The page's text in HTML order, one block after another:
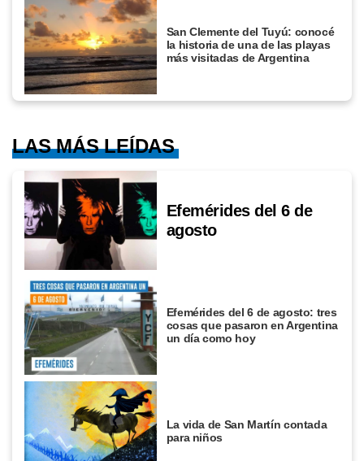
San Clemente del Tuyú: conocé
la historia de una de las playas
más visitadas de Argentina
LAS MÁS LEÍDAS
Efemérides del 6 de
agosto
Efemérides del 6 de agosto: tres
cosas que pasaron en Argentina
un día como hoy
La vida de San Martín contada
para niños